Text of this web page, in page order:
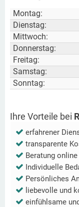
Montag:
Dienstag:
Mittwoch:
Donnerstag:
Freitag:
Samstag:
Sonntag:
Ihre Vorteile bei
erfahrener
transparente
Beratung
Individuelle
Persönliches
liebevolle und
einfühlsame